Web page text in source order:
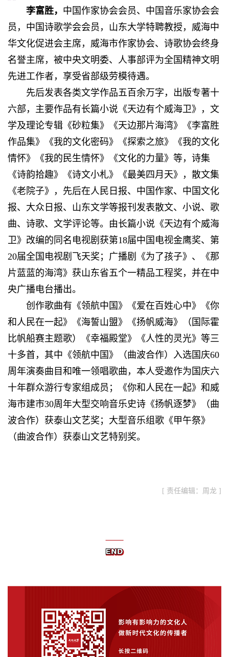
李富胜， 中国作家协会会员、中国音乐家协会会
员，中国诗歌学会会员，山东大学特聘教授，威海中
华文化促进会主席，威海市作家协会、诗歌协会终身
名誉主席，被中央文明委、人事部评为全国精神文明
先进工作者，享受省部级劳模待遇。
先后发表各类文学作品五百余万字，出版专著十
六部，主要作品有长篇小说《天边有个威海卫》，文
学及理论专辑《砂粒集》《天边那片海湾》《李富胜
作品集》《我的文化密码》《探索之旅》《我的文化
情怀》《我的民生情怀》《文化的力量》等，诗集
《诗韵拾趣》《诗文小札》《最美四月天》，散文集
《老院子》，先后在人民日报、中国作家、中国文化
报、大众日报、山东文学等报刊发表散文、小说、歌
曲、诗歌、文学评论等。由长篇小说《天边有个威海
卫》改编的同名电视剧获第18届中国电视金鹰奖、第
20届全国电视剧飞天奖；广播剧《为了孩子》、《那
片蓝蓝的海湾》获山东省五个一精品工程奖，并在中
央广播电台播出。
创作歌曲有《领航中国》《爱在百姓心中》《你
和人民在一起》《海誓山盟》《扬帆威海》（国际霍
比帆船赛主题歌）《幸福殿堂》《人性的灵光》等三
十多首，其中《领航中国》（曲波合作）入选国庆60
周年演奏曲目和唯一领唱歌曲，本人受邀作为国庆六
十年群众游行专家组成员；《你和人民在一起》和威
海市建市30周年大型交响音乐史诗《扬帆逐梦》（曲
波合作）获泰山文艺奖；大型音乐组歌《甲午祭》
（曲波合作）获泰山文艺特别奖。
[ 责任编辑：周龙 ]